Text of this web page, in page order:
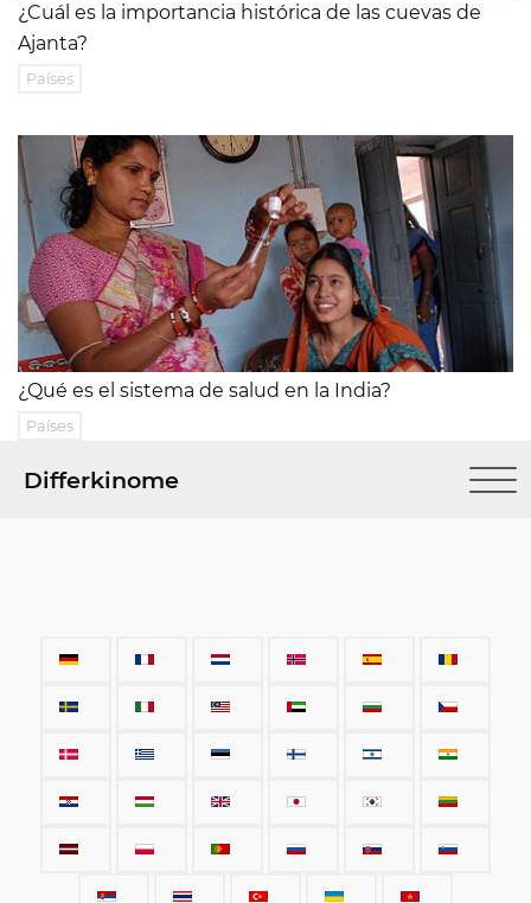
¿Cuál es la importancia histórica de las cuevas de
Ajanta?
Países
¿Qué es el sistema de salud en la India?
Países
Differkinome